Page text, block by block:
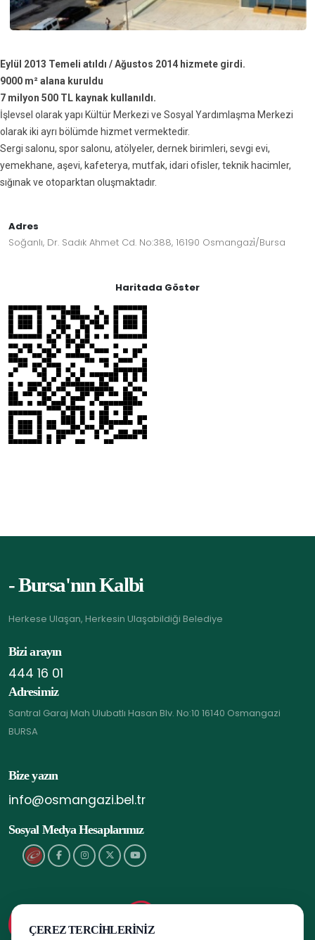
Eylül 2013 Temeli atıldı / Ağustos 2014 hizmete girdi.
9000 m² alana kuruldu
7 milyon 500 TL kaynak kullanıldı.
İşlevsel olarak yapı Kültür Merkezi ve Sosyal Yardımlaşma Merkezi
olarak iki ayrı bölümde hizmet vermektedir.
Sergi salonu, spor salonu, atölyeler, dernek birimleri, sevgi evi,
yemekhane, aşevi, kafeterya, mutfak, idari ofisler, teknik hacimler,
sığınak ve otoparktan oluşmaktadır.
Adres
Soğanlı, Dr. Sadık Ahmet Cd. No:388, 16190 Osmangazi̇/Bursa
Haritada Göster
- Bursa'nın Kalbi
Herkese Ulaşan, Herkesin Ulaşabildiği Belediye
Bizi arayın
444 16 01
Adresimiz
Santral Garaj Mah Ulubatlı Hasan Blv. No:10 16140 Osmangazi
BURSA
Bize yazın
info@osmangazi.bel.tr
Sosyal Medya Hesaplarımız
ÇEREZ TERCIHLERINIZ